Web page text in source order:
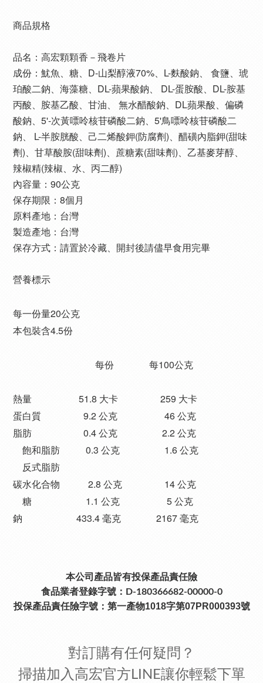
商品規格
品名：高宏顆顆香－飛卷片
成份：魷魚、糖、D-山梨醇液70%、L-麩酸鈉、 食鹽、琥
珀酸二鈉、海藻糖、DL-蘋果酸鈉、 DL-蛋胺酸、DL-胺基
丙酸、胺基乙酸、甘油、 無水醋酸鈉、DL蘋果酸、偏磷
酸鈉、5'-次黃嘌呤核苷磷酸二鈉、5'鳥嘌呤核苷磷酸二
鈉、 L-半胺胱酸、己二烯酸鉀(防腐劑)、醋磺內脂鉀(甜味
劑)、甘草酸胺(甜味劑)、蔗糖素(甜味劑)、乙基麥芽醇、
辣椒精(辣椒、水、丙二醇)
內容量：90公克
保存期限：8個月
原料產地：台灣
製造產地：台灣
保存方式：請置於冷藏、開封後請儘早食用完畢
營養標示
每一份量20公克
本包裝含4.5份
​ ​ ​ ​ ​ ​ ​ ​ ​ ​ ​ ​ ​ ​ ​ ​ ​ ​ ​ ​ ​ ​ ​ ​ ​ ​ ​ ​ ​ ​ ​ ​ ​ ​ 每份 ​ ​ ​ ​ ​ ​ ​ ​ ​ ​ ​ ​ ​ ​ 每100公克
熱量 ​ ​ ​ ​ ​ ​ ​ ​ ​ ​ ​ ​ ​ ​ ​ ​ ​ ​ ​ 51.8 大卡 ​ ​ ​ ​ ​ ​ ​ ​ ​ ​ ​ ​ ​ ​ ​ ​ ​ 259 大卡
蛋白質 ​ ​ ​ ​ ​ ​ ​ ​ ​ ​ ​ ​ ​ ​ ​ ​ ​ 9.2 公克 ​ ​ ​ ​ ​ ​ ​ ​ ​ ​ ​ ​ ​ ​ ​ ​ ​ ​ ​ 46 公克
脂肪 ​ ​ ​ ​ ​ ​ ​ ​ ​ ​ ​ ​ ​ ​ ​ ​ ​ ​ ​ ​ ​ 0.4 公克 ​ ​ ​ ​ ​ ​ ​ ​ ​ ​ ​ ​ ​ ​ ​ ​ ​ ​ 2.2 公克
飽和脂肪 ​ ​ ​ ​ ​ ​ ​ ​ ​ ​ 0.3 公克 ​ ​ ​ ​ ​ ​ ​ ​ ​ ​ ​ ​ ​ ​ ​ ​ ​ ​ 1.6 公克
反式脂肪
碳水化合物 ​ ​ ​ ​ ​ ​ ​ ​ ​ ​ ​ 2.8 公克 ​ ​ ​ ​ ​ ​ ​ ​ ​ ​ ​ ​ ​ ​ ​ ​ ​ 14 公克
糖 ​ ​ ​ ​ ​ ​ ​ ​ ​ ​ ​ ​ ​ ​ ​ ​ ​ ​ ​ ​ ​ ​ 1.1 公克 ​ ​ ​ ​ ​ ​ ​ ​ ​ ​ ​ ​ ​ ​ ​ ​ ​ ​ ​ 5 公克
鈉 ​ ​ ​ ​ ​ ​ ​ ​ ​ ​ ​ ​ ​ ​ ​ ​ ​ ​ ​ ​ ​ ​ 433.4 毫克 ​ ​ ​ ​ ​ ​ ​ ​ ​ ​ ​ ​ ​ ​ 2167 毫克
本公司產品皆有投保產品責任險
食品業者登錄字號：D-180366682-00000-0
投保產品責任險字號： 第一產物1018字第07PR000393號
對訂購有任何疑問？
掃描加入高宏官方LINE讓你輕鬆下單